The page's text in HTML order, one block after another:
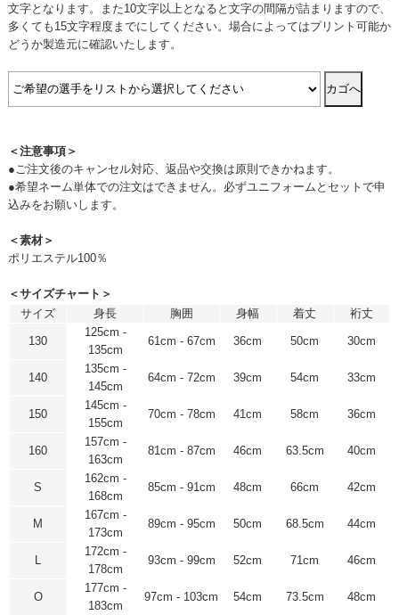
文字となります。また10文字以上となると文字の間隔が詰まりますので、
多くても15文字程度までにしてください。場合によってはプリント可能か
どうか製造元に確認いたします。
＜注意事項＞
●ご注文後のキャンセル対応、返品や交換は原則できかねます。
●希望ネーム単体での注文はできません。必ずユニフォームとセットで申
込みをお願いします。
＜素材＞
ポリエステル100％
＜サイズチャート＞
サイズ
身長 胸囲 身幅 着丈 裄丈
130
125cm -
135cm
61cm - 67cm 36cm 50cm 30cm
140
135cm -
145cm
64cm - 72cm 39cm 54cm 33cm
150
145cm -
155cm
70cm - 78cm 41cm 58cm 36cm
160
157cm -
163cm
81cm - 87cm 46cm 63.5cm 40cm
S
162cm -
168cm
85cm - 91cm 48cm 66cm 42cm
M
167cm -
173cm
89cm - 95cm 50cm 68.5cm 44cm
L
172cm -
178cm
93cm - 99cm 52cm 71cm 46cm
O
177cm -
183cm
97cm - 103cm 54cm 73.5cm 48cm